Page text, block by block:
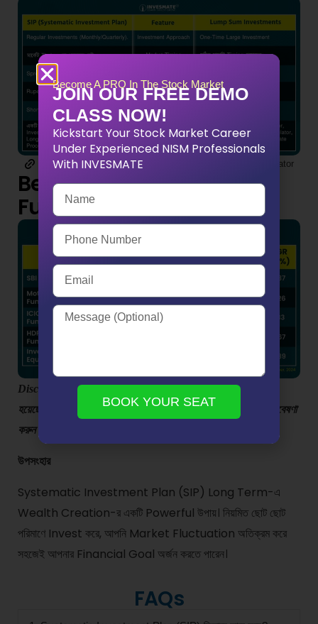
Invesmate Sip- Calculator Invesmate Lumpsum-Calculator
Best Performing Mutual
Funds
Disclaimer:
উপরের Note টি শুধুমাত্র শিক্ষামূলক উদ্দেশ্যে প্রদান করা
হয়েছে, এটি কোনো বিনিয়োগের সুপারিশ নয়। বিনিয়োগ করার আগে নিজে গবেষণা
করুন অথবা আপনার Financial Advisor-র সাথে পরামর্শ করুন।
উপসংহার
Systematic Investment Plan (SIP) Long Term-এ
Wealth Creation-র একটি Powerful উপায়। নিয়মিত ছোট ছোট
পরিমাণে Invest করে, আপনি Market Fluctuation অতিক্রম করে
সহজেই আপনার Financial Goal অর্জন করতে পারেন।
FAQs
Become A PRO In The Stock Market
JOIN OUR FREE DEMO
CLASS NOW!
Kickstart Your Stock Market Career
Under Experienced NISM Professionals
With INVESMATE
BOOK YOUR SEAT